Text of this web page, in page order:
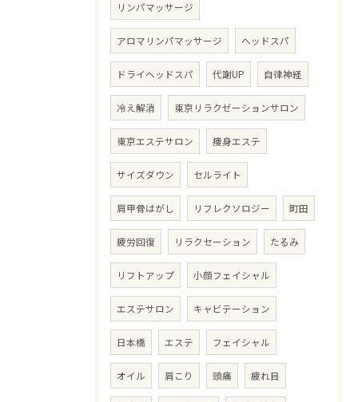
リンパマッサージ
アロマリンパマッサージ ヘッドスパ
ドライヘッドスパ 代謝UP 自律神経
冷え解消 東京リラクゼーションサロン
東京エステサロン 痩身エステ
サイズダウン セルライト
肩甲骨はがし リフレクソロジー 町田
疲労回復 リラクセーション たるみ
リフトアップ 小顔フェイシャル
エステサロン キャビテーション
日本橋 エステ フェイシャル
オイル 肩こり 頭痛 疲れ目